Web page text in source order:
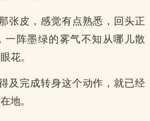
张皮，感觉有点熟悉，回头正
一阵墨绿的雾气不知从哪儿散
花。
及完成转身这个动作，就已经
地。